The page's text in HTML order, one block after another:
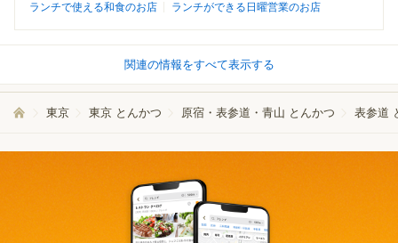
ランチで使える和食のお店
ランチができる日曜営業のお店
関連の情報をすべて表示する
東京 東京 とんかつ 原宿・表参道・青山 とんかつ 表参道